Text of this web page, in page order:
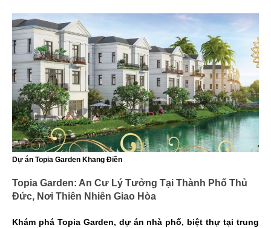
Dự án Topia Garden Khang Điền
Topia Garden: An Cư Lý Tưởng Tại Thành Phố Thủ
Đức, Nơi Thiên Nhiên Giao Hòa
Khám phá Topia Garden, dự án nhà phố, biệt thự tại trung